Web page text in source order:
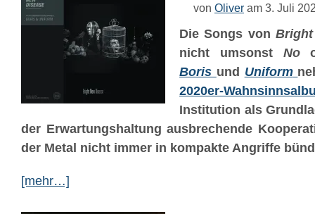
von Oliver am 3. Juli
Die Songs von Bright
nicht umsonst No
Boris und Uniform
2020er-
Institution als
der Erwartungshaltung ausbrechende
der Metal nicht immer in kompakte Angriffe
[mehr…]